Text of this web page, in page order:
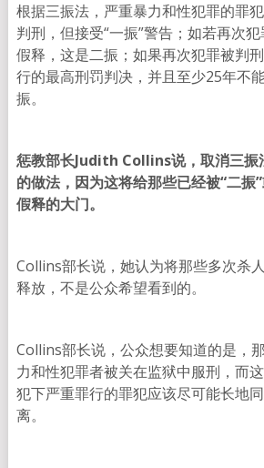
根据三振法，严重暴力和性犯罪的罪
判刑，但接受“一振”警告；如若再次
假释，这是二振；如果再次犯罪被判
行的最高刑罚判决，并且至少25年不
振。
惩教部长Judith Collins说，取消三
的做法，因为这将给那些已经被“二振
假释的大门。
Collins部长说，她认为将那些多次杀
释放，不是公众希望看到的。
Collins部长说，公众想要知道的是，
力和性犯罪者被关在监狱中服刑，而
犯下严重罪行的罪犯应该尽可能长地
离。